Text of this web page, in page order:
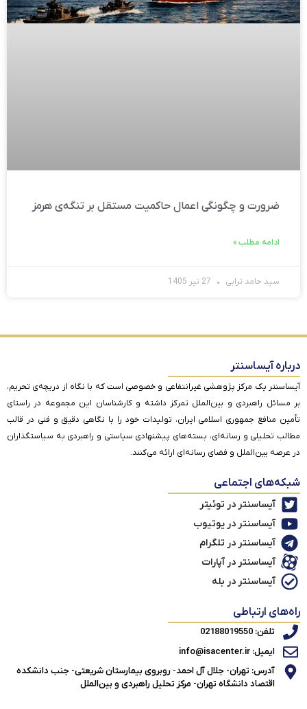
ضرورت و چگونگی اعمال حاکمیت مستقل بر تنگه‌ی هرمز
ادامه مطلب »
سید حامد ترابی
درباره آیساسنتر
آیساسنتر یک مرکز پژوهشی غیرانتفاعی و خصوصی است که با نگاه از دریچه‌ی تحریم،
بر مسائل راهبردی و بین‌الملل تمرکز داشته و کارشناسان این مجموعه در راستای
تأمین منافع جمهوری اسلامی ایران، تولیدات خود را با نگاهی دقیق و فنی در قالب
مطالب تحلیلی و رسانه‌ای، بسته‌های پیشنهادی سیاستی و راهبردی به سیاستگذاران
در عرصه بین‌الملل و فضای رسانه‌ای ارائه می‌کنند.
شبکه‌های اجتماعی
آیساسنتر در توئیتر
آیساسنتر در یوتیوب
آیساسنتر در تلگرام
آیساسنتر در آپارات
آیساسنتر در بله
راه‌های ارتباطی
تلفن: 02188019550
ایمیل: info@isacenter.ir
آدرس: تهران- جلال آل احمد- روبروی بیمارستان شریعتی- جنب دانشکده
اقتصاد دانشگاه تهران- مرکز تحلیل راهبردی و بین‌الملل